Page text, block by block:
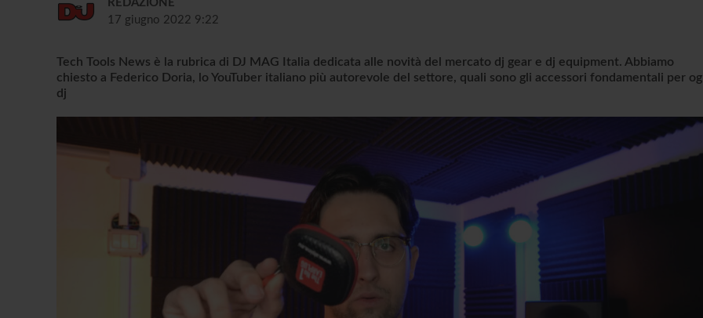
REDAZIONE
17 giugno 2022 9:22
Tech Tools News è la rubrica di DJ MAG Italia dedicata alle novità del mercato dj gear e dj equipment. Abbiamo
chiesto a Federico Doria, lo YouTuber italiano più autorevole del settore, quali sono gli accessori fondamentali per
dj